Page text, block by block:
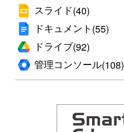
スライド(40)
ドキュメント (55)
ドライブ(92)
管理コンソール(108)